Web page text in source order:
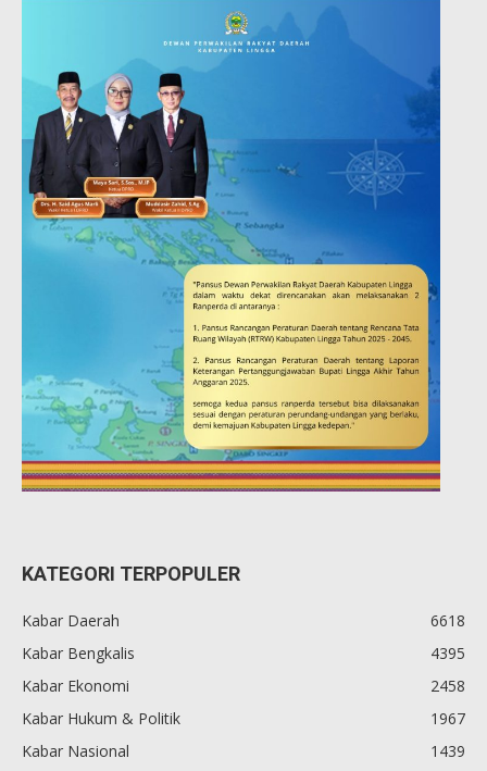
KATEGORI TERPOPULER
Kabar Daerah
6618
Kabar Bengkalis
4395
Kabar Ekonomi
2458
Kabar Hukum & Politik
1967
Kabar Nasional
1439